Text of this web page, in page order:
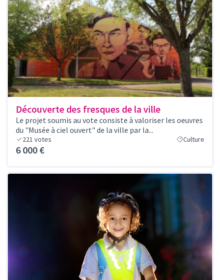
Découverte des fresques de la ville
Le projet soumis au vote consiste à valoriser les oeuvres
du "Musée à ciel ouvert" de la ville par la...
221 votes Culture
6 000 €